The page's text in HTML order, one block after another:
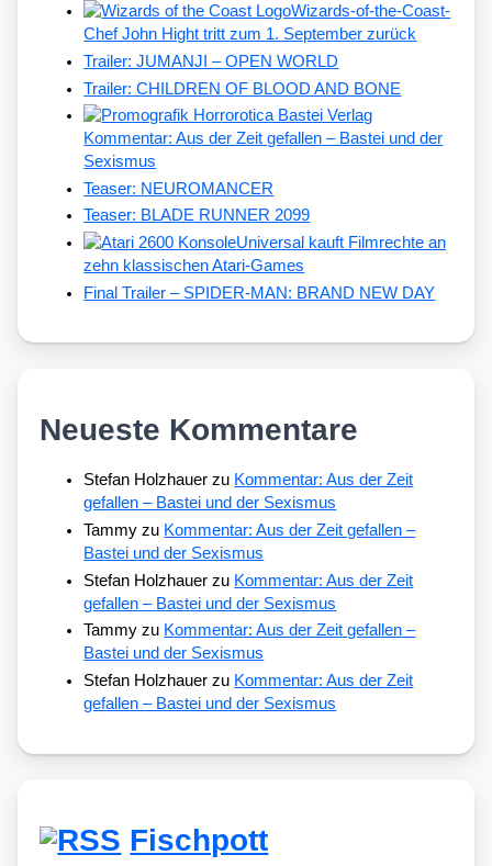
Wizards-of-the-Coast-
Chef John Hight tritt zum 1. September zurück
Trailer: JUMANJI – OPEN WORLD
Trailer: CHILDREN OF BLOOD AND BONE
Kommentar: Aus der Zeit gefallen – Bastei und der
Sexismus
Teaser: NEUROMANCER
Teaser: BLADE RUNNER 2099
Universal kauft Filmrechte an
zehn klassischen Atari-Games
Final Trailer – SPIDER-MAN: BRAND NEW DAY
Neueste Kommentare
Stefan Holzhauer zu Kommentar: Aus der Zeit
gefallen – Bastei und der Sexismus
Tammy zu Kommentar: Aus der Zeit gefallen –
Bastei und der Sexismus
Stefan Holzhauer zu Kommentar: Aus der Zeit
gefallen – Bastei und der Sexismus
Tammy zu Kommentar: Aus der Zeit gefallen –
Bastei und der Sexismus
Stefan Holzhauer zu Kommentar: Aus der Zeit
gefallen – Bastei und der Sexismus
Fischpott